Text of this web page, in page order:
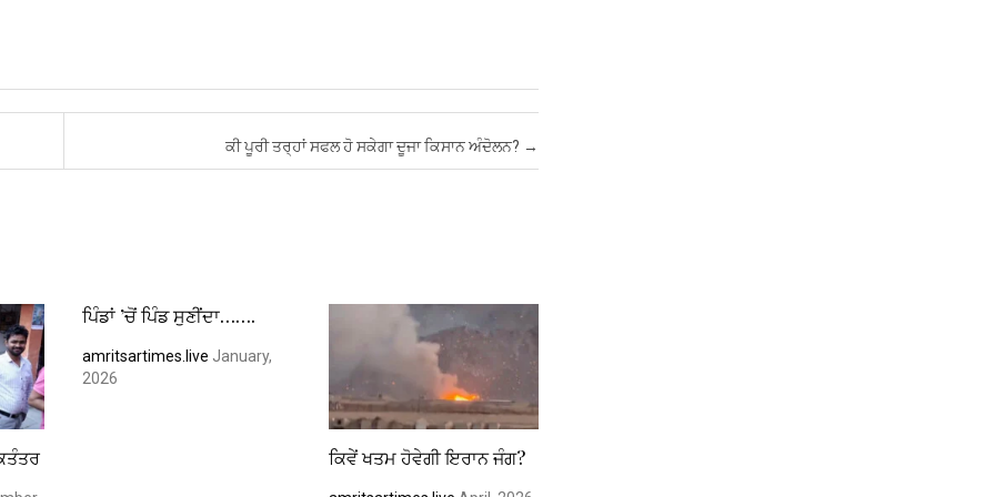
ਕੀ ਪੂਰੀ ਤਰ੍ਹਾਂ ਸਫਲ ਹੋ ਸਕੇਗਾ ਦੂਜਾ ਕਿਸਾਨ ਅੰਦੋਲਨ? →
ਪਿੰਡਾਂ ’ਚੋਂ ਪਿੰਡ ਸੁਣੀਂਦਾ…….
amritsartimes.live January,
2026
ਕਿਵੇਂ ਖਤਮ ਹੋਵੇਗੀ ਇਰਾਨ ਜੰਗ?